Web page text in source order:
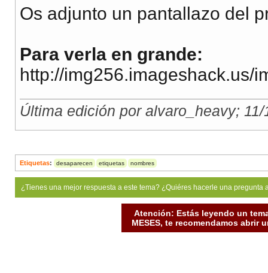
Os adjunto un pantallazo del
Para verla en grande:
http://img256.imageshack.us/
Última edición por alvaro_heavy;
Etiquetas: desaparecen etiquetas nombres
¿Tienes una mejor respuesta a este tema? ¿Quiéres hacerle una
Atención: Estás leyendo un
MESES, te recomendamos abrir